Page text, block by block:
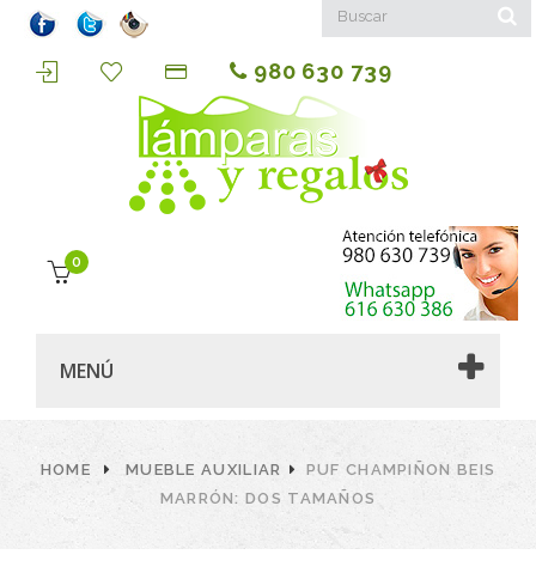
980 630 739
0
MENÚ
HOME MUEBLE AUXILIAR
PUF CHAMPIÑON BEIS
MARRÓN: DOS TAMAÑOS